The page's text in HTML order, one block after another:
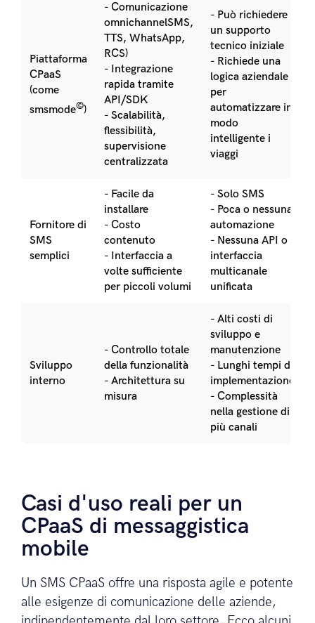
Piattaforma
CPaaS
(come
smsmode©)
- Comunicazione
omnichannelSMS,
TTS, WhatsApp,
RCS)
- Integrazione
rapida tramite
API/SDK
- Scalabilità,
flessibilità,
supervisione
centralizzata
- Può richiedere
un supporto
tecnico iniziale
- Richiede una
logica aziendale
per
automatizzare in
modo
intelligente i
viaggi
Fornitore di
SMS
semplici
- Facile da
installare
- Costo
contenuto
- Interfaccia a
volte sufficiente
per piccoli volumi
- Solo SMS
- Poca o nessuna
automazione
- Nessuna API o
interfaccia
multicanale
unificata
Sviluppo
interno
- Controllo totale
della funzionalità
- Architettura su
misura
- Alti costi di
sviluppo e
manutenzione
- Lunghi tempi di
implementazione
- Complessità
nella gestione di
più canali
Casi d'uso reali per un
CPaaS di messaggistica
mobile
Un SMS CPaaS offre una risposta agile e potente
alle esigenze di comunicazione delle aziende,